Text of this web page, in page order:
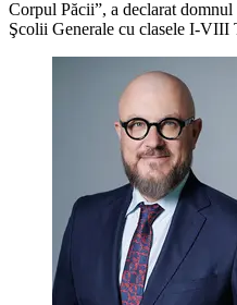
Corpul Păcii”, a declarat
Şcolii Generale cu clasele I-VIII